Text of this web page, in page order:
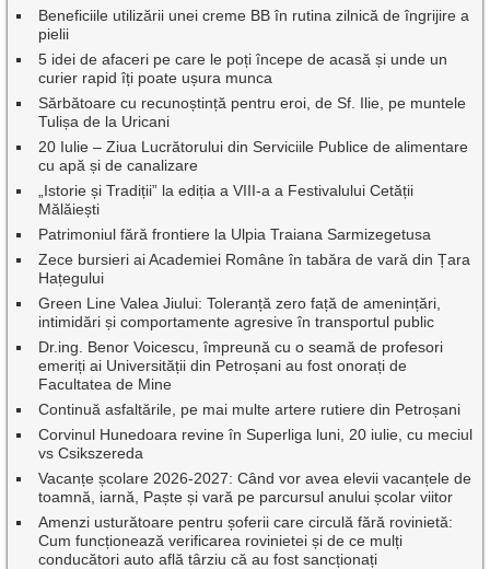
Beneficiile utilizării unei creme BB în rutina zilnică de îngrijire a
pielii
5 idei de afaceri pe care le poți începe de acasă și unde un
curier rapid îți poate ușura munca
Sărbătoare cu recunoștință pentru eroi, de Sf. Ilie, pe muntele
Tulișa de la Uricani
20 Iulie – Ziua Lucrătorului din Serviciile Publice de alimentare
cu apă și de canalizare
„Istorie și Tradiții” la ediția a VIII-a a Festivalului Cetății
Mălăiești
Patrimoniul fără frontiere la Ulpia Traiana Sarmizegetusa
Zece bursieri ai Academiei Române în tabăra de vară din Țara
Hațegului
Green Line Valea Jiului: Toleranță zero față de amenințări,
intimidări și comportamente agresive în transportul public
Dr.ing. Benor Voicescu, împreună cu o seamă de profesori
emeriți ai Universității din Petroșani au fost onorați de
Facultatea de Mine
Continuă asfaltările, pe mai multe artere rutiere din Petroșani
Corvinul Hunedoara revine în Superliga luni, 20 iulie, cu meciul
vs Csikszereda
Vacanțe școlare 2026-2027: Când vor avea elevii vacanțele de
toamnă, iarnă, Paște și vară pe parcursul anului școlar viitor
Amenzi usturătoare pentru șoferii care circulă fără rovinietă:
Cum funcționează verificarea rovinietei și de ce mulți
conducători auto află târziu că au fost sancționați